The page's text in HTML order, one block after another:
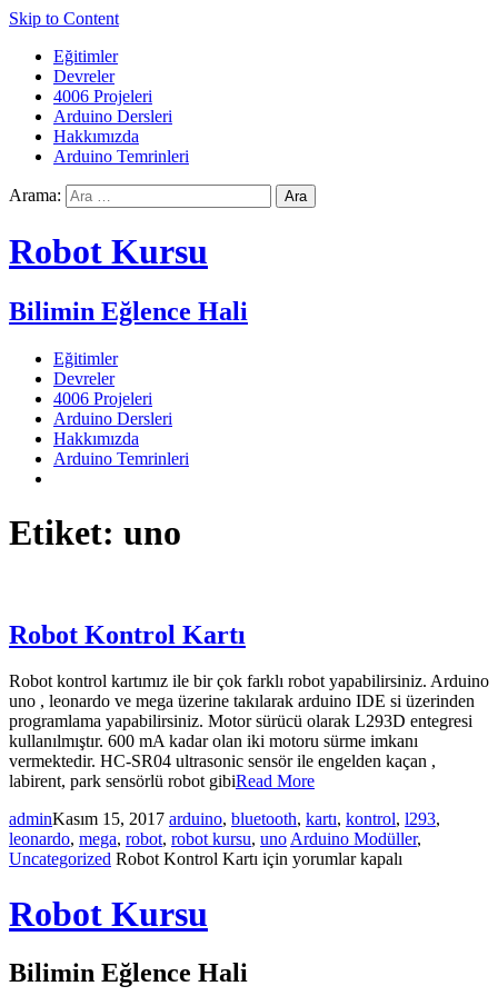
Skip to Content
Eğitimler
Devreler
4006 Projeleri
Arduino Dersleri
Hakkımızda
Arduino Temrinleri
Arama:
Robot Kursu
Bilimin Eğlence Hali
Eğitimler
Devreler
4006 Projeleri
Arduino Dersleri
Hakkımızda
Arduino Temrinleri
Etiket: uno
Robot Kontrol Kartı
Robot kontrol kartımız ile bir çok farklı robot yapabilirsiniz. Arduino
uno , leonardo ve mega üzerine takılarak arduino IDE si üzerinden
programlama yapabilirsiniz. Motor sürücü olarak L293D entegresi
kullanılmıştır. 600 mA kadar olan iki motoru sürme imkanı
vermektedir. HC-SR04 ultrasonic sensör ile engelden kaçan ,
labirent, park sensörlü robot gibiRead More
adminKasım 15, 2017 arduino, bluetooth, kartı, kontrol, l293,
leonardo, mega, robot, robot kursu, unoArduino Modüller,
Uncategorized Robot Kontrol Kartı için yorumlar kapalı
Robot Kursu
Bilimin Eğlence Hali